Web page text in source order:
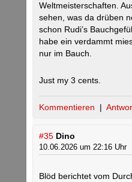
Weltmeisterschaften.
sehen, was da drüben
schon Rudi’s
habe ein verdammt
nur im Bauch.
Just my 3 cents.
Kommentieren |
#35 Dino
10.06.2026 um 22:16 Uhr
Blöd berichtet vom